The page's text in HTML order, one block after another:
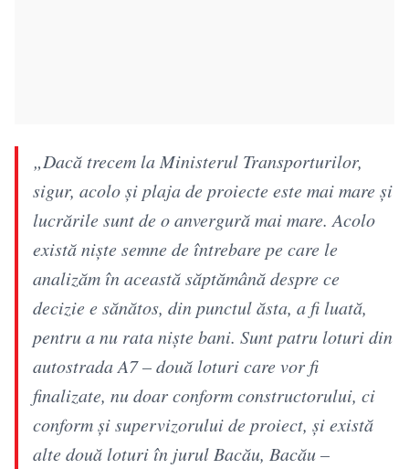
„Dacă trecem la Ministerul Transporturilor,
sigur, acolo şi plaja de proiecte este mai mare şi
lucrările sunt de o anvergură mai mare. Acolo
există nişte semne de întrebare pe care le
analizăm în această săptămână despre ce
decizie e sănătos, din punctul ăsta, a fi luată,
pentru a nu rata nişte bani. Sunt patru loturi din
autostrada A7 – două loturi care vor fi
finalizate, nu doar conform constructorului, ci
conform şi supervizorului de proiect, şi există
alte două loturi în jurul Bacău, Bacău –